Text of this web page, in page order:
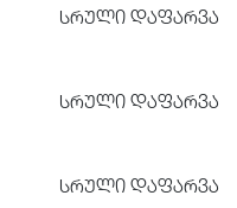
ᲡᲠᲣᲚᲘ ᲓᲐᲤᲐᲠᲕᲐ
ᲡᲠᲣᲚᲘ ᲓᲐᲤᲐᲠᲕᲐ
ᲡᲠᲣᲚᲘ ᲓᲐᲤᲐᲠᲕᲐ